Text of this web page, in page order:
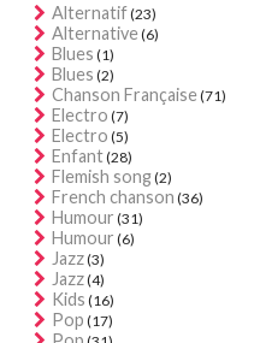
Alternatif(23)
Alternative(6)
Blues (1)
Blues (2)
Chanson Française(71)
Electro (7)
Electro (5)
Enfant(28)
Flemish song(2)
French chanson (36)
Humour (31)
Humour (6)
Jazz(3)
Jazz(4)
Kids (16)
Pop (17)